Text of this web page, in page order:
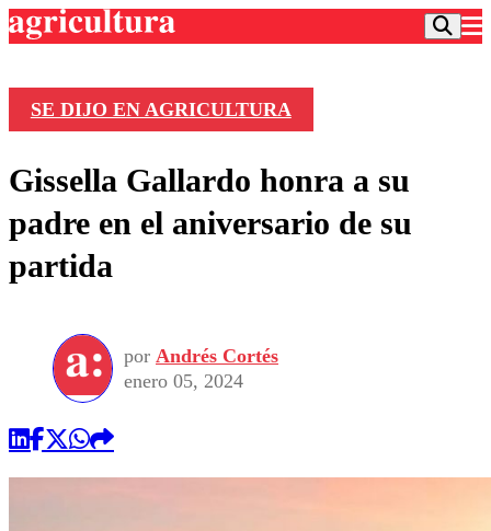
Frecuencias
Agricultura TV
Deportes
Seleccion Chilena
Torneo Internacional
Universidad de Chile
Economía
Internacional
Sustentabilidad
Publicaciones en medios
Opinión
SE DIJO EN AGRICULTURA
Gissella Gallardo honra a su
padre en el aniversario de su
partida
por Andrés Cortés
enero 05, 2024